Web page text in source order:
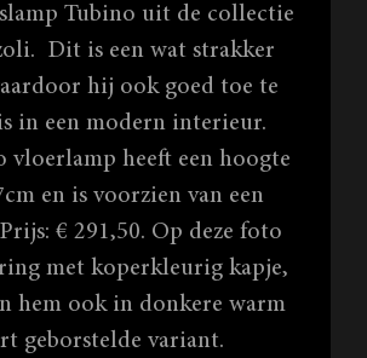
Tubino uit de collectie
Dit is een wat strakker
hij ook goed toe te
in een modern interieur.
vloerlamp heeft een hoogte
en is voorzien van een
€ 291,50. Op deze foto
met koperkleurig kapje,
hem ook in donkere warm
geborstelde variant.